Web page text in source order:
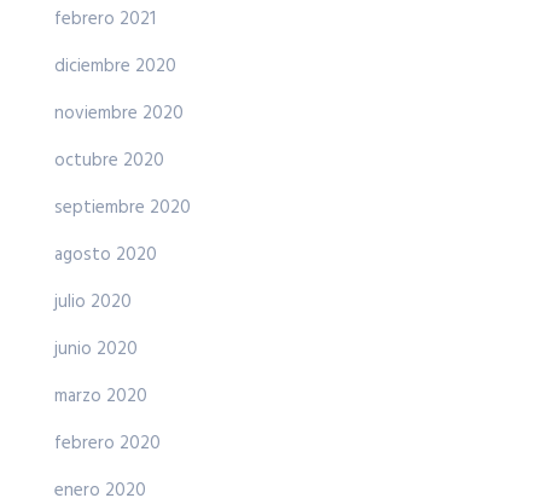
febrero 2021
diciembre 2020
noviembre 2020
octubre 2020
septiembre 2020
agosto 2020
julio 2020
junio 2020
marzo 2020
febrero 2020
enero 2020